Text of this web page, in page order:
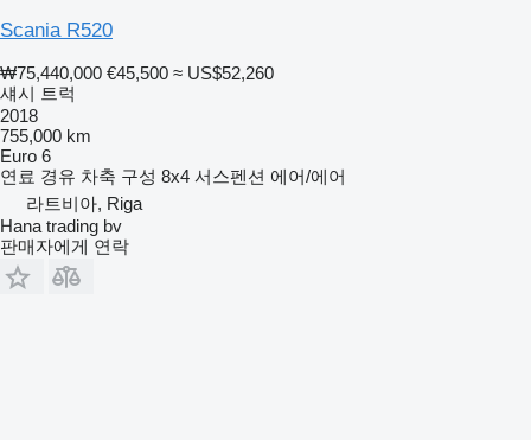
Scania R520
₩75,440,000 €45,500 ≈ US$52,260
섀시 트럭
2018
755,000 km
Euro 6
연료 경유 차축 구성 8x4 서스펜션 에어/에어
라트비아, Riga
Hana trading bv
판매자에게 연락